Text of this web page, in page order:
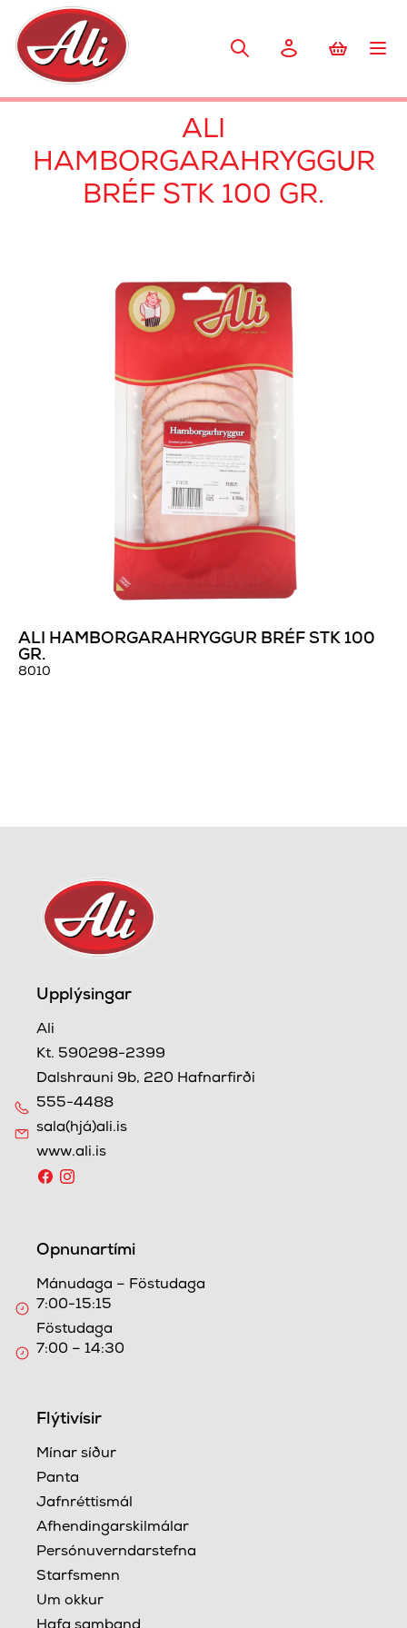
ALI
HAMBORGARAHRYGGUR
BRÉF STK 100 GR.
ALI HAMBORGARAHRYGGUR BRÉF STK 100
GR.
8010
Upplýsingar
Ali
Kt. 590298-2399
Dalshrauni 9b, 220 Hafnarfirði
555-4488
sala(hjá)ali.is
www.ali.is
Opnunartími
Mánudaga – Föstudaga
7:00-15:15
Föstudaga
7:00 – 14:30
Flýtivísir
Mínar síður
Panta
Jafnréttismál
Afhendingarskilmálar
Persónuverndarstefna
Starfsmenn
Um okkur